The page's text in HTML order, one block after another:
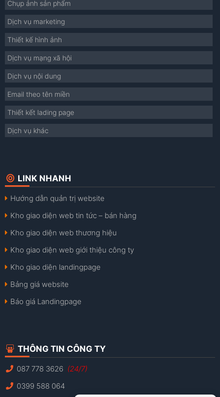
Chụp ảnh sản phẩm
Dịch vụ marketing
Thiết kế hình ảnh
Dịch vụ mạng xã hội
Dịch vụ nội dung
Email theo tên miền
Thiết kết lading page
Dịch vụ khác
LINK NHANH
Hướng dẫn quản trị website
Kho giao diện web tin tức – bán hàng
Kho giao diện web thương hiệu
Kho giao diện web giới thiệu công ty
Kho giao diện landingpage
Bảng giá website
Báo giá Landingpage
THÔNG TIN CÔNG TY
087 778 3626 (24/7)
0399 588 064